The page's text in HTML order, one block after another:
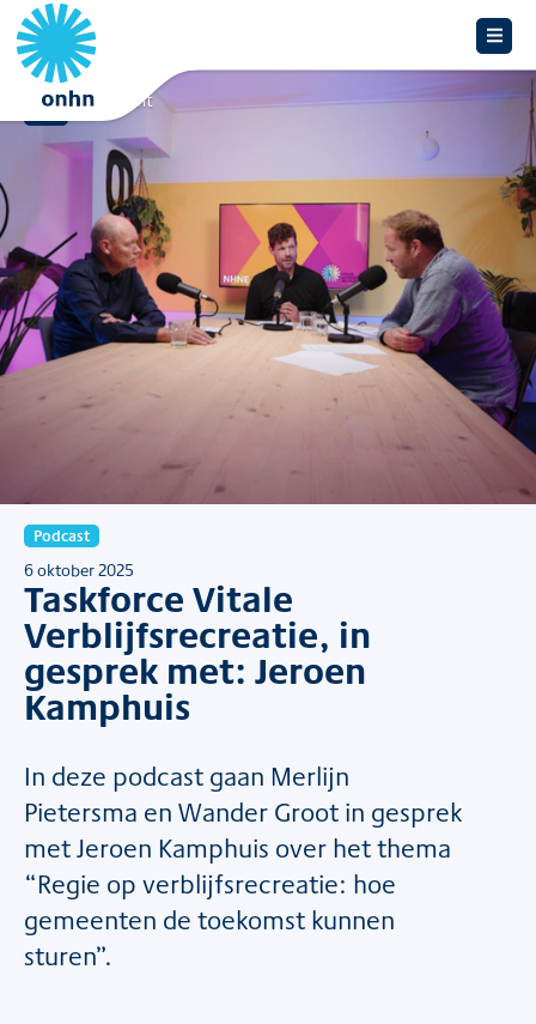
Overzicht
Podcast
6 oktober 2025
Taskforce Vitale
Verblijfsrecreatie, in
gesprek met: Jeroen
Kamphuis
In deze podcast gaan Merlijn
Pietersma en Wander Groot in gesprek
met Jeroen Kamphuis over het thema
“Regie op verblijfsrecreatie: hoe
gemeenten de toekomst kunnen
sturen”.